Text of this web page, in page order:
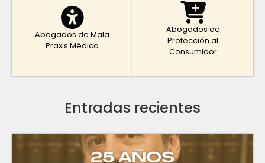
Abogados de Mala
Praxis Médica
Abogados de
Protección al
Consumidor
Entradas recientes